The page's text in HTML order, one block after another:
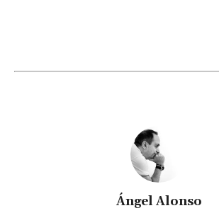
Ángel Alonso